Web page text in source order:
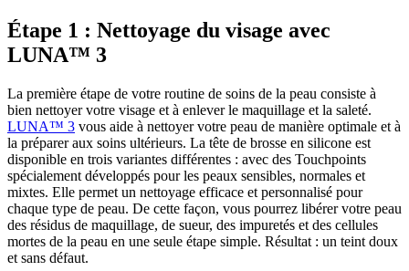
Étape 1 : Nettoyage du visage avec
LUNA™ 3
La première étape de votre routine de soins de la peau consiste à
bien nettoyer votre visage et à enlever le maquillage et la saleté.
LUNA™ 3 vous aide à nettoyer votre peau de manière optimale et à
la préparer aux soins ultérieurs. La tête de brosse en silicone est
disponible en trois variantes différentes : avec des Touchpoints
spécialement développés pour les peaux sensibles, normales et
mixtes. Elle permet un nettoyage efficace et personnalisé pour
chaque type de peau. De cette façon, vous pourrez libérer votre peau
des résidus de maquillage, de sueur, des impuretés et des cellules
mortes de la peau en une seule étape simple. Résultat : un teint doux
et sans défaut.